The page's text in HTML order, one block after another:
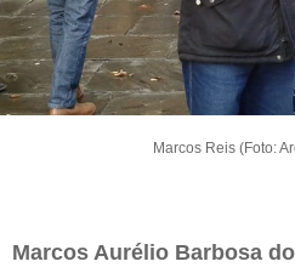
Marcos Reis (Foto:
Marcos Aurélio Barbosa